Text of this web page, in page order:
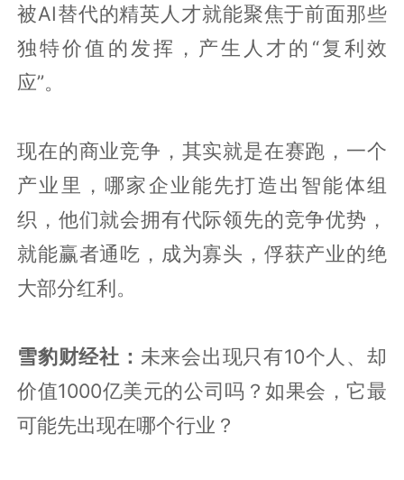
被AI替代的精英人才就能聚焦于前面那些
独特价值的发挥，产生人才的“复利效
应”。
现在的商业竞争，其实就是在赛跑，一个
产业里，哪家企业能先打造出智能体组
织，他们就会拥有代际领先的竞争优势，
就能赢者通吃，成为寡头，俘获产业的绝
大部分红利。
雪豹财经社： 未来会出现只有10个人、却
价值1000亿美元的公司吗？如果会，它最
可能先出现在哪个行业？